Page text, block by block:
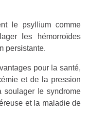
le psyllium comme
les hémorroïdes
persistante.
pour la santé,
et de la pression
soulager le syndrome
et la maladie de